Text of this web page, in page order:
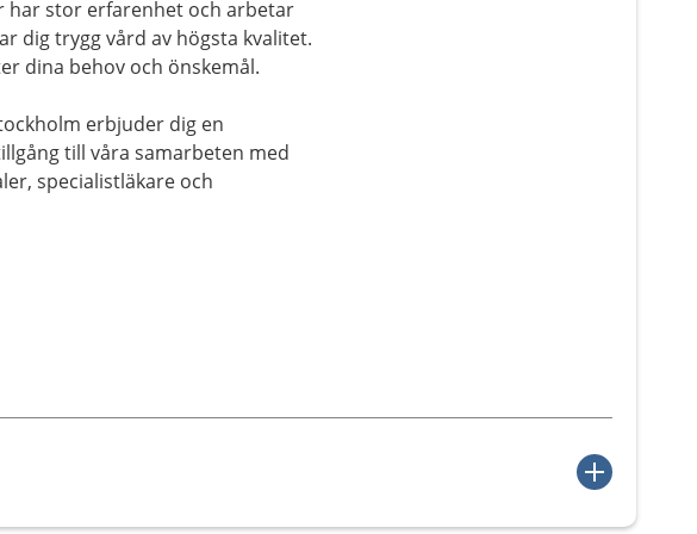
har stor erfarenhet och arbetar
dig trygg vård av högsta kvalitet.
dina behov och önskemål.
erbjuder dig en
till våra samarbeten med
specialistläkare och